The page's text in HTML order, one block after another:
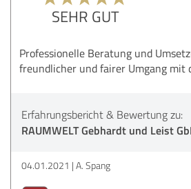
SEHR GUT
Professionelle Beratung und
freundlicher und fairer Umgang mit
Erfahrungsbericht & Bewertung zu:
RAUMWELT Gebhardt und Leist
04.01.2021 A. Spang